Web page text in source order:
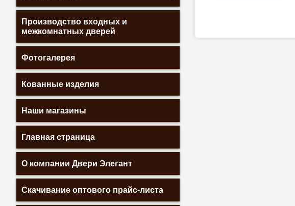
Производство входных и
межкомнатных дверей
Фотогалерея
Кованные изделия
Наши магазины
Главная страница
О компании Двери Элегант
Скачивание оптового прайс-листа